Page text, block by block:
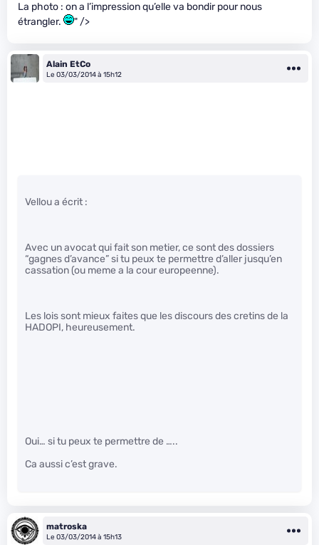
La photo : on a l’impression qu’elle va bondir pour nous
étrangler.
" />
Alain EtCo
Le 03/03/2014 à 15h12
Vellou a écrit :
Avec un avocat qui fait son metier, ce sont des dossiers
“gagnes d’avance” si tu peux te permettre d’aller jusqu’en
cassation (ou meme a la cour europeenne).
Les lois sont mieux faites que les discours des cretins de la
HADOPI, heureusement.
Oui… si tu peux te permettre de …..
Ca aussi c’est grave.
matroska
Le 03/03/2014 à 15h13